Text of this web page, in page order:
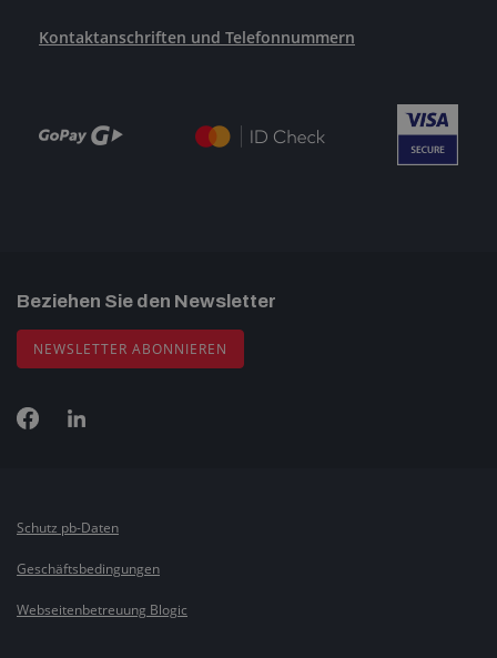
Kontaktanschriften und Telefonnummern
Beziehen Sie den Newsletter
NEWSLETTER ABONNIEREN
Schutz pb-Daten
Geschäftsbedingungen
Webseitenbetreuung Blogic